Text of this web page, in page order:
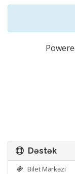
Dəstək
Bilet Mərkəzi